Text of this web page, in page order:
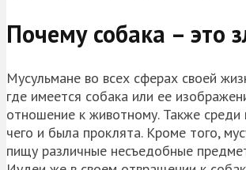
Почему собака – это
Мусульмане во всех сферах своей
где имеется собака или ее
отношение к животному. Также среди
чего и была проклята. Кроме того,
пищу различные несъедобные